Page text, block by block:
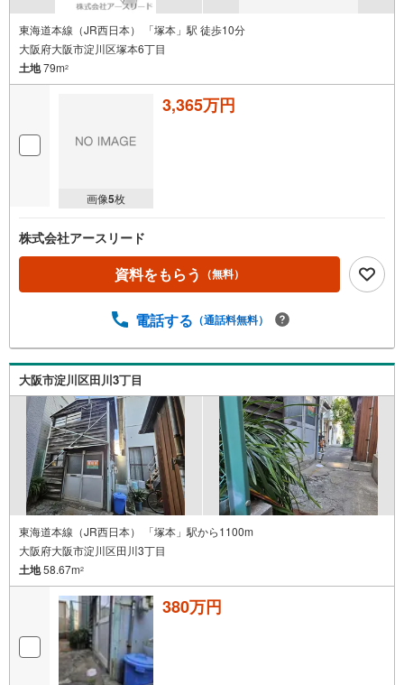
受
け
取
る
・
を
ー
ジ
保
る
東海道本線（JR西日本） 「塚本」駅 徒歩10分
大阪府大阪市淀川区塚本6丁目
土地79m2
画像5枚
3,365万円
株式会社アースリード
資料をもらう （無料）
電話する （通話料無料）
大阪市淀川区田川3丁目
東海道本線（JR西日本） 「塚本」駅から1100m
大阪府大阪市淀川区田川3丁目
土地58.67m2
380万円